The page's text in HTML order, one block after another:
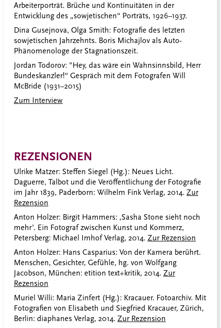
Arbeiterporträt. Brüche und Kontinuitäten in der
Entwicklung des „sowjetischen“ Porträts, 1926–1937.
Dina Gusejnova, Olga Smith: Fotografie des letzten
sowjetischen Jahrzehnts. Boris Michajlov als Auto-
Phänomenologe der Stagnationszeit.
Jordan Todorov: "Hey, das wäre ein Wahnsinnsbild, Herr
Bundeskanzler!“ Gespräch mit dem Fotografen Will
McBride (1931–2015)
Zum Interview
REZENSIONEN
Ulrike Matzer: Steffen Siegel (Hg.): Neues Licht.
Daguerre, Talbot und die Veröffentlichung der Fotografie
im Jahr 1839, Paderborn: Wilhelm Fink Verlag, 2014. Zur
Rezension
Anton Holzer: Birgit Hammers: ‚Sasha Stone sieht noch
mehr’. Ein Fotograf zwischen Kunst und Kommerz,
Petersberg: Michael Imhof Verlag, 2014. Zur Rezension
Anton Holzer: Hans Casparius: Von der Kamera berührt.
Menschen, Gesichter, Gefühle, hg. von Wolfgang
Jacobson, München: etition text+kritik, 2014. Zur
Rezension
Muriel Willi: Maria Zinfert (Hg.): Kracauer. Fotoarchiv. Mit
Fotografien von Elisabeth und Siegfried Kracauer, Zürich,
Berlin: diaphanes Verlag, 2014. Zur Rezension